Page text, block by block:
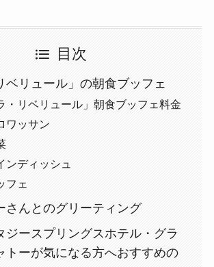
目次
ベリュール」の朝食ブッフェ
・リベリュール」朝食ブッフェ料金
ワッサン
ンディッシュ
フェ
さんとのグリーティング
ジースプリングスホテル・グラ
トーが気になる方へおすすめの